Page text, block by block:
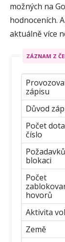
možných na
hodnoceních.
aktuálně více
ZÁZNAM Z
zápisu
Důvod
Počet
číslo
blokaci
Počet
hovorů
Aktivita
Země